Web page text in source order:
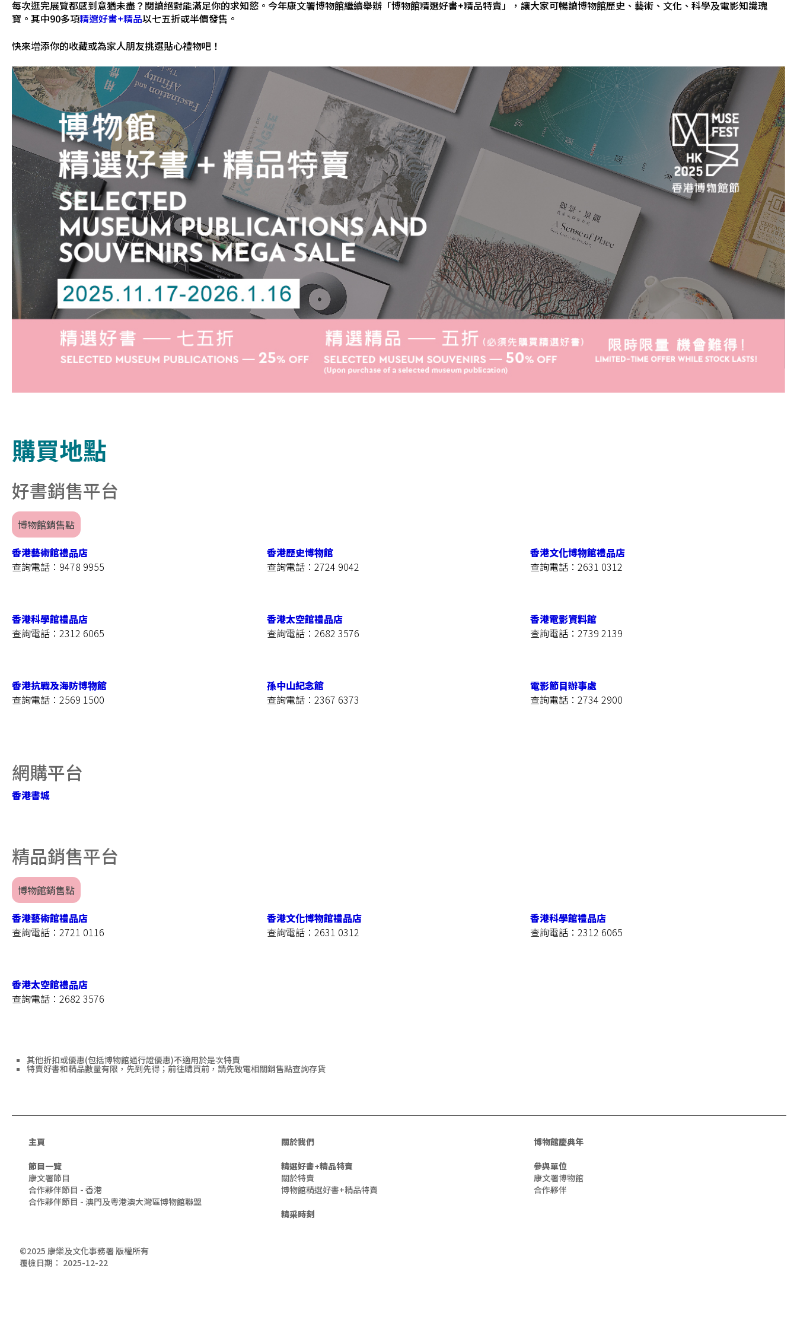
每次逛完展覽都感到意猶未盡？閱讀絕對能滿足你的求知慾。今年康文署博物館繼續舉辦「博物館精選好書+精品特賣」，讓大家可暢讀博物館歷史、藝術、文化、科學及電影知識瑰
寶。其中90多項精選好書+精品以七五折或半價發售。
快來増添你的收藏或為家人朋友挑選貼心禮物吧！
內
容：
物
館
精
選
好
書
+精
品
精
選
好
七
五
折
──
五
折
購
買
精
選
好
書)
限
時
機
會
難
購買地點
好書銷售平台
博物館銷售點
香港藝術館禮品店
查詢電話：9478 9955
香港歷史博物館
查詢電話：2724 9042
香港文化博物館禮品店
查詢電話：2631 0312
香港科學館禮品店
查詢電話：2312 6065
香港太空館禮品店
查詢電話：2682 3576
香港電影資料館
查詢電話：2739 2139
香港抗戰及海防博物館
查詢電話：2569 1500
孫中山紀念館
查詢電話：2367 6373
電影節目辦事處
查詢電話：2734 2900
網購平台
香港書城
精品銷售平台
博物館銷售點
香港藝術館禮品店
查詢電話：2721 0116
香港文化博物館禮品店
查詢電話：2631 0312
香港科學館禮品店
查詢電話：2312 6065
香港太空館禮品店
查詢電話：2682 3576
其他折扣或優惠(包括博物館通行證優惠)不適用於是次特賣
特賣好書和精品數量有限，先到先得；前往購買前，請先致電相關銷售點查詢存貨
主頁 關於我們 博物館慶典年
節目一覽
康文署節目
合作夥伴節目 - 香港
合作夥伴節目 - 澳門及粵港澳大灣區博物館聯盟
精選好書+精品特賣
關於特賣
博物館精選好書+精品特賣
參與單位
康文署博物館
合作夥伴
精采時刻
©2025 康樂及文化事務署 版權所有
覆檢日期： 2025-12-22